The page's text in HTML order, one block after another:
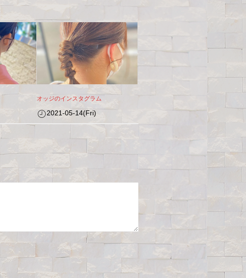
オッジのインスタグラム
2021-05-14(Fri)